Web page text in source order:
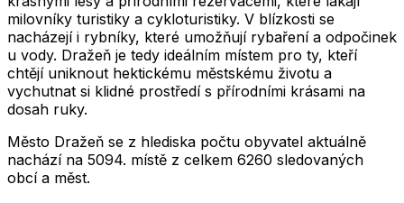
milovníky turistiky a cykloturistiky. V blízkosti se
nacházejí i rybníky, které umožňují rybaření a odpočinek
u vody. Dražeň je tedy ideálním místem pro ty, kteří
chtějí uniknout hektickému městskému životu a
vychutnat si klidné prostředí s přírodními krásami na
dosah ruky.
Město Dražeň se z hlediska počtu obyvatel aktuálně
nachází na 5094. místě z celkem 6260 sledovaných
obcí a měst.